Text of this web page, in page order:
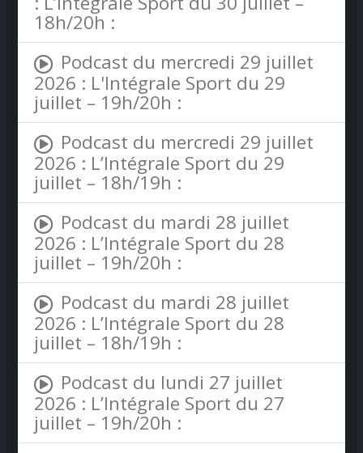
18h/20h :
Podcast du mercredi 29 juillet
2026 : L'Intégrale Sport du 29
juillet – 19h/20h :
Podcast du mercredi 29 juillet
2026 : L’Intégrale Sport du 29
juillet – 18h/19h :
Podcast du mardi 28 juillet
2026 : L’Intégrale Sport du 28
juillet – 19h/20h :
Podcast du mardi 28 juillet
2026 : L’Intégrale Sport du 28
juillet – 18h/19h :
Podcast du lundi 27 juillet
2026 : L’Intégrale Sport du 27
juillet – 19h/20h :